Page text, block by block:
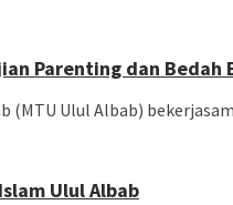
Parenting dan Bedah
(MTU Ulul Albab)
Ulul Albab